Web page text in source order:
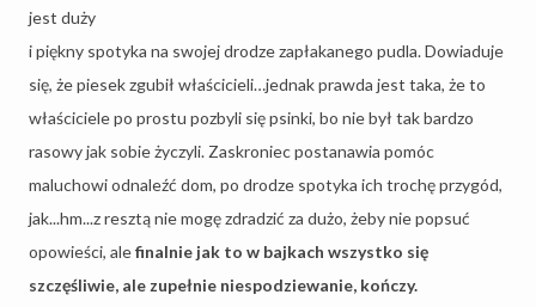
jest duży
i piękny spotyka na swojej drodze zapłakanego pudla. Dowiaduje
się, że piesek zgubił właścicieli…jednak prawda jest taka, że to
właściciele po prostu pozbyli się psinki, bo nie był tak bardzo
rasowy jak sobie życzyli. Zaskroniec postanawia pomóc
maluchowi odnaleźć dom, po drodze spotyka ich trochę przygód,
jak...hm...z resztą nie mogę zdradzić za dużo, żeby nie popsuć
opowieści, alefinalnie jak to w bajkach wszystko się
szczęśliwie, ale zupełnie niespodziewanie, kończy.